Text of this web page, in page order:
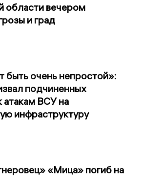
области вечером
и град
быть очень непростой»:
подчиненных
атакам ВСУ на
инфраструктуру
«Мица» погиб на